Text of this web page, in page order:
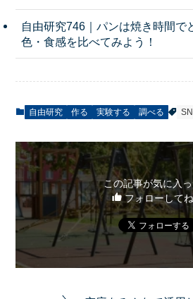
自由研究746｜パンは焼き時間で
色・食感を比べてみよう！
自由研究 作る 実験する 調べる
この記事が気に入
フォローしてね